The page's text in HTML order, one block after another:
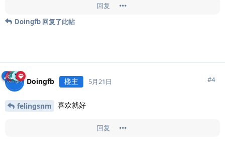
回复
Doingfb 回复了此帖
Doingfb 楼主 5月21日 #4
felingsnm 喜欢就好
回复